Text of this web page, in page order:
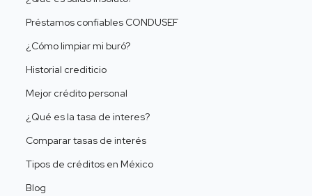
Préstamos confiables CONDUSEF
¿Cómo limpiar mi buró?
Historial crediticio
Mejor crédito personal
¿Qué es la tasa de interes?
Comparar tasas de interés
Tipos de créditos en México
Blog